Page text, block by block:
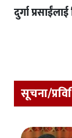
दुर्गा
सूचना/